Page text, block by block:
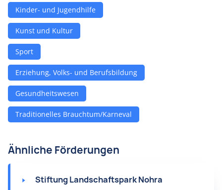
Kinder- und Jugendhilfe
Kunst und Kultur
Sport
Erziehung, Volks- und Berufsbildung
Gesundheitswesen
Traditionelles Brauchtum/Karneval
Ähnliche Förderungen
Stiftung Landschaftspark Nohra